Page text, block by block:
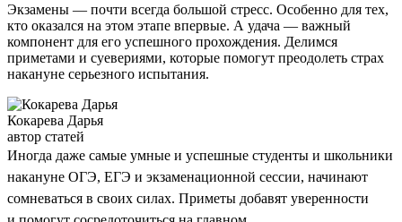
Экзамены — почти всегда большой стресс. Особенно для тех,
кто оказался на этом этапе впервые. А удача — важный
компонент для его успешного прохождения. Делимся
приметами и суевериями, которые помогут преодолеть страх
накануне серьезного испытания.
Кокарева Дарья
автор статей
Иногда даже самые умные и успешные студенты и школьники
накануне ОГЭ, ЕГЭ и экзаменационной сессии, начинают
сомневаться в своих силах. Приметы добавят уверенности